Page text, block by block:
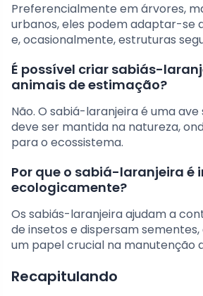
Preferencialmente em árvores,
urbanos, eles podem adaptar-se
e, ocasionalmente, estruturas
É possível criar sabiás-
animais de estimação?
Não. O sabiá-laranjeira é uma
deve ser mantida na natureza,
para o ecossistema.
Por que o sabiá-laranjeira é
ecologicamente?
Os sabiás-laranjeira ajudam a
de insetos e dispersam
um papel crucial na manutenção
Recapitulando